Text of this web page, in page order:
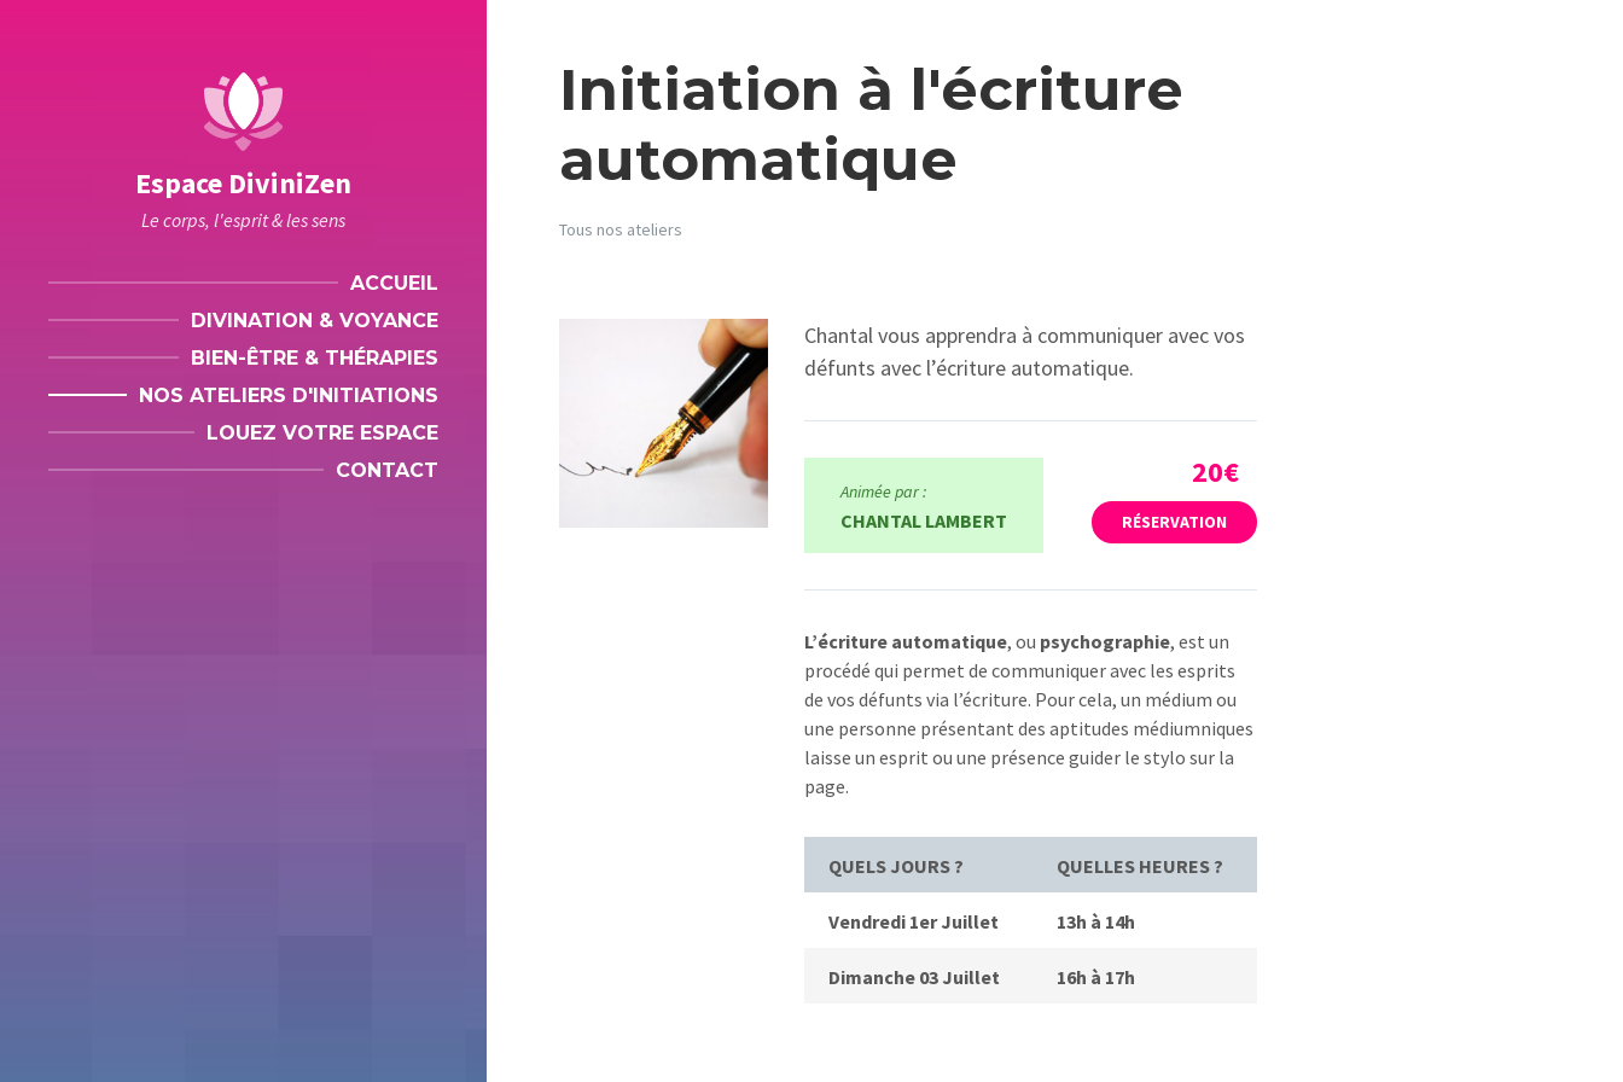
Espace DiviniZen
Le corps, l'esprit & les sens
ACCUEIL
DIVINATION & VOYANCE
BIEN-ÊTRE & THÉRAPIES
NOS ATELIERS D'INITIATIONS
LOUEZ VOTRE ESPACE
CONTACT
Initiation à l'écriture
automatique
Tous nos ateliers
Chantal vous apprendra à communiquer avec vos
défunts avec l’écriture automatique.
Animée par :
CHANTAL LAMBERT
20€
RÉSERVATION
L’écriture automatique, ou psychographie, est un
procédé qui permet de communiquer avec les esprits
de vos défunts via l’écriture. Pour cela, un médium ou
une personne présentant des aptitudes médiumniques
laisse un esprit ou une présence guider le stylo sur la
page.
QUELS JOURS ? QUELLES HEURES ?
Vendredi 1er Juillet 13h à 14h
Dimanche 03 Juillet 16h à 17h